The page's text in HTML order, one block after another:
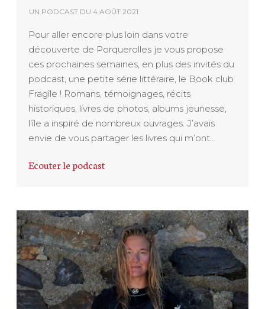
UN PODCAST DU4 AOÛT 2021
Pour aller encore plus loin dans votre
découverte de Porquerolles je vous propose
ces prochaines semaines, en plus des invités du
podcast, une petite série littéraire, le Book club
Fragîle ! Romans, témoignages, récits
historiques, livres de photos, albums jeunesse,
l’île a inspiré de nombreux ouvrages. J’avais
envie de vous partager les livres qui m’ont…
Ecouter le podcast